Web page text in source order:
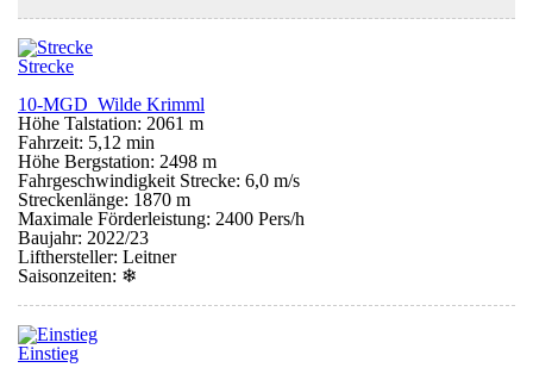
Strecke
10-MGD Wilde Krimml
Höhe Talstation: 2061 m
Fahrzeit: 5,12 min
Höhe Bergstation: 2498 m
Fahrgeschwindigkeit Strecke: 6,0 m/s
Streckenlänge: 1870 m
Maximale Förderleistung: 2400 Pers/h
Baujahr: 2022/23
Lifthersteller: Leitner
Saisonzeiten: ❄
Einstieg